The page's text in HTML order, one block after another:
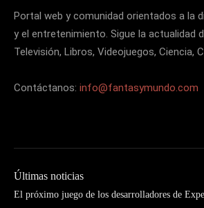
Portal web y comunidad orientados a la
y el entretenimiento. Sigue la actualidad
Televisión, Libros, Videojuegos, Ciencia,
Contáctanos: info@fantasymundo.com
Últimas noticias
El próximo juego de los desarrolladores de